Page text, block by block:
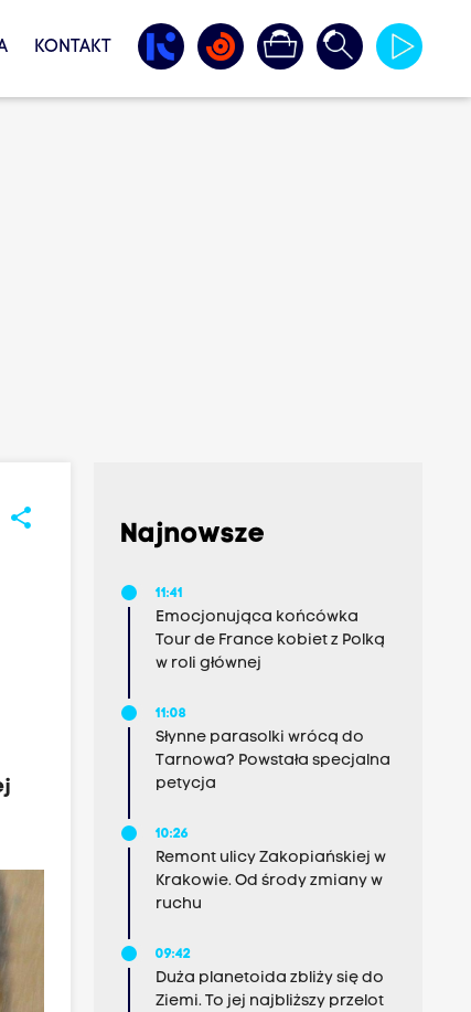
KONTAKT
share
Najnowsze
11:41
Emocjonująca końcówka
Tour de France kobiet z Polką
w roli głównej
11:08
Słynne parasolki wrócą do
Tarnowa? Powstała specjalna
petycja
10:26
Remont ulicy Zakopiańskiej w
Krakowie. Od środy zmiany w
ruchu
09:42
Duża planetoida zbliży się do
Ziemi. To jej najbliższy przelot